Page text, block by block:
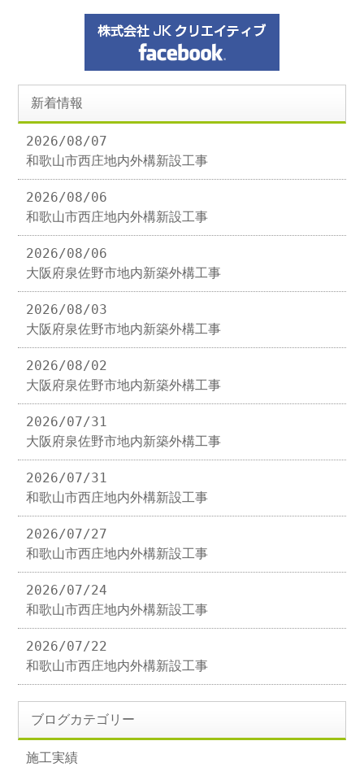
新着情報
2026/08/07
和歌山市西庄地内外構新設工事
2026/08/06
和歌山市西庄地内外構新設工事
2026/08/06
大阪府泉佐野市地内新築外構工事
2026/08/03
大阪府泉佐野市地内新築外構工事
2026/08/02
大阪府泉佐野市地内新築外構工事
2026/07/31
大阪府泉佐野市地内新築外構工事
2026/07/31
和歌山市西庄地内外構新設工事
2026/07/27
和歌山市西庄地内外構新設工事
2026/07/24
和歌山市西庄地内外構新設工事
2026/07/22
和歌山市西庄地内外構新設工事
ブログカテゴリー
施工実績